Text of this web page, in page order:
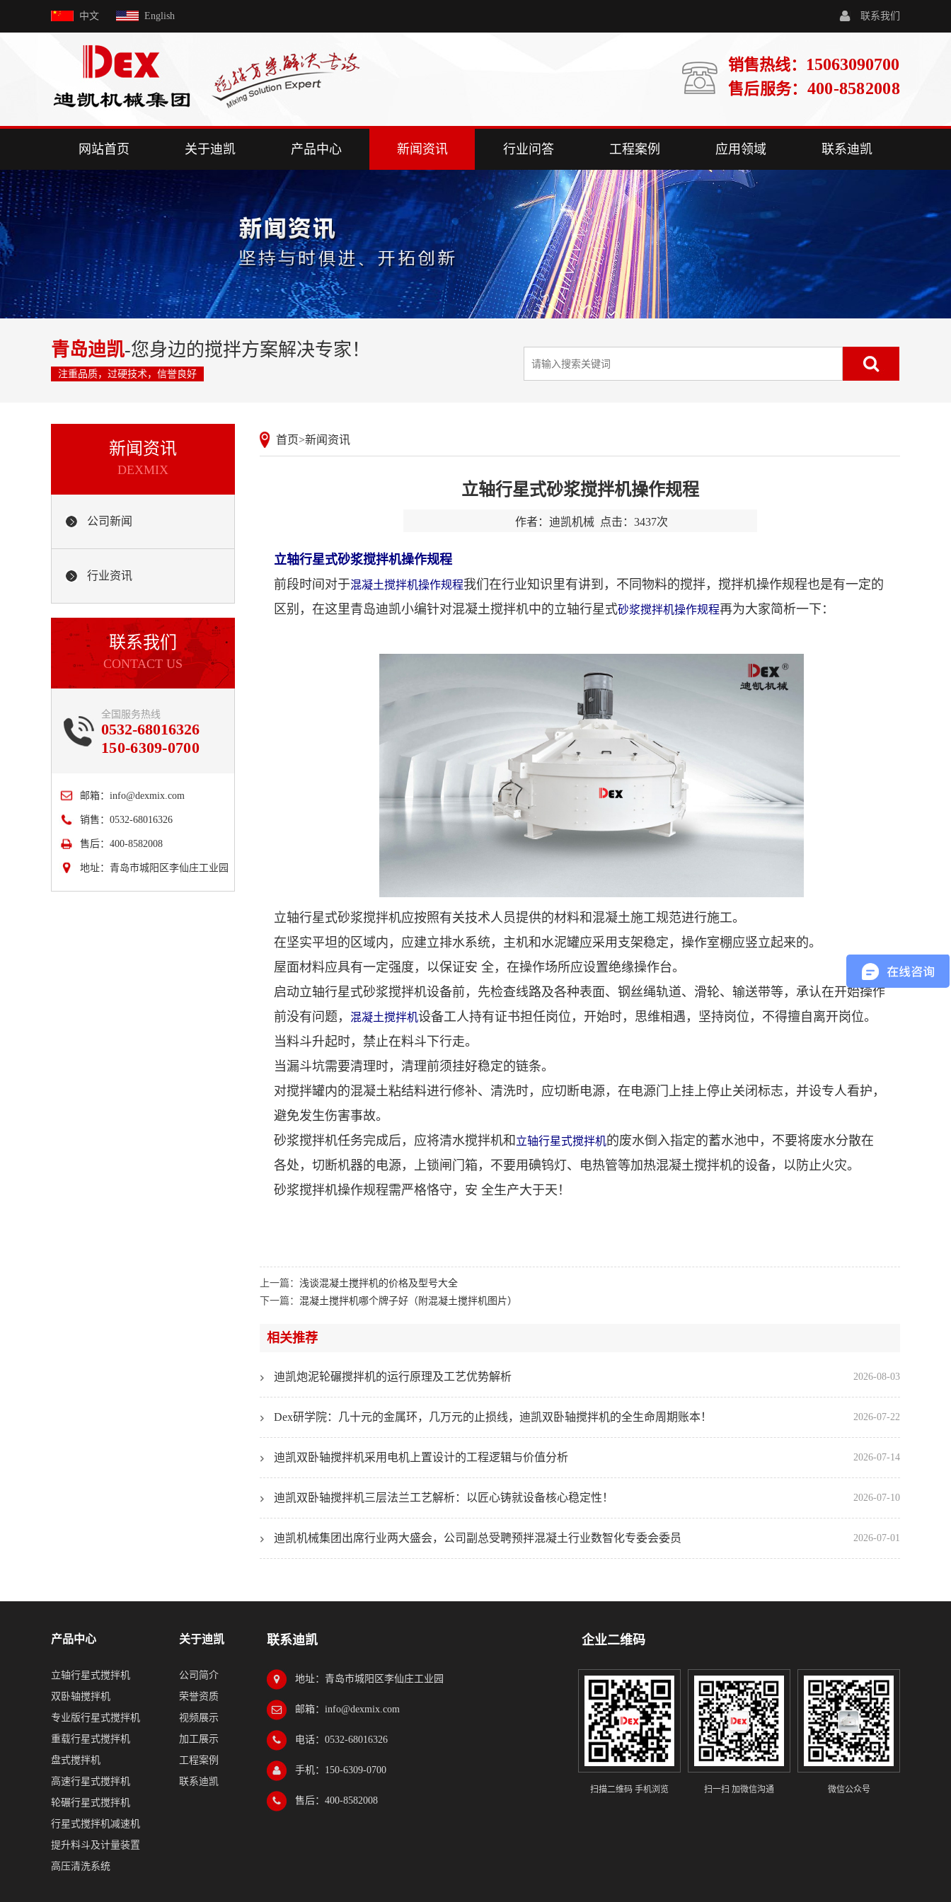
中文 English 联系我们
销售热线： 15063090700
售后服务： 400-8582008
网站首页 关于迪凯 产品中心 新闻资讯 行业问答 工程案例 应用领域 联系迪凯
青岛迪凯-您身边的搅拌方案解决专家！
注重品质，过硬技术，信誉良好
新闻资讯
DEXMIX
公司新闻
行业资讯
联系我们
CONTACT US
全国服务热线
0532-68016326
150-6309-0700
邮箱： info@dexmix.com
销售：0532-68016326
售后：400-8582008
地址：青岛市城阳区李仙庄工业园
首页>新闻资讯
立轴行星式砂浆搅拌机操作规程
作者：迪凯机械 点击：3437次
立轴行星式砂浆搅拌机操作规程
前段时间对于混凝土搅拌机操作规程我们在行业知识里有讲到，不同物料的搅拌，搅拌机操作规程也是有一定的
区别，在这里青岛迪凯小编针对混凝土搅拌机中的立轴行星式砂浆搅拌机操作规程再为大家简析一下：
立轴行星式砂浆搅拌机应按照有关技术人员提供的材料和混凝土施工规范进行施工。
在坚实平坦的区域内，应建立排水系统，主机和水泥罐应采用支架稳定，操作室棚应竖立起来的。
屋面材料应具有一定强度，以保证安 全，在操作场所应设置绝缘操作台。
启动立轴行星式砂浆搅拌机设备前，先检查线路及各种表面、钢丝绳轨道、滑轮、输送带等，承认在开始操作
前没有问题，
混凝土搅拌机设备工人持有证书担任岗位，开始时，思维相遇，坚持岗位，不得擅自离开岗位。
当料斗升起时，禁止在料斗下行走。
当漏斗坑需要清理时，清理前须挂好稳定的链条。
对搅拌罐内的混凝土粘结料进行修补、清洗时，应切断电源，在电源门上挂上停止关闭标志，并设专人看护，
避免发生伤害事故。
砂浆搅拌机任务完成后，应将清水搅拌机和 立轴行星式搅拌机的废水倒入指定的蓄水池中，不要将废水分散在
各处，切断机器的电源，上锁闸门箱，不要用碘钨灯、电热管等加热混凝土搅拌机的设备，以防止火灾。
砂浆搅拌机操作规程需严格恪守，安 全生产大于天！
上一篇： 浅谈混凝土搅拌机的价格及型号大全
下一篇： 混凝土搅拌机哪个牌子好（附混凝土搅拌机图片）
相关推荐
2026-08-03
迪凯炮泥轮碾搅拌机的运行原理及工艺优势解析
2026-07-22
Dex研学院：几十元的金属环，几万元的止损线，迪凯双卧轴搅拌机的全生命周期账本！
2026-07-14
迪凯双卧轴搅拌机采用电机上置设计的工程逻辑与价值分析
2026-07-10
迪凯双卧轴搅拌机三层法兰工艺解析：以匠心铸就设备核心稳定性！
2026-07-01
迪凯机械集团出席行业两大盛会，公司副总受聘预拌混凝土行业数智化专委会委员
产品中心
立轴行星式搅拌机
双卧轴搅拌机
专业版行星式搅拌机
重载行星式搅拌机
盘式搅拌机
高速行星式搅拌机
轮碾行星式搅拌机
行星式搅拌机减速机
提升料斗及计量装置
高压清洗系统
关于迪凯
公司简介
荣誉资质
视频展示
加工展示
工程案例
联系迪凯
联系迪凯
地址：青岛市城阳区李仙庄工业园
邮箱：info@dexmix.com
电话：0532-68016326
手机：150-6309-0700
售后：400-8582008
企业二维码
扫描二维码 手机浏览 扫一扫 加微信沟通 微信公众号